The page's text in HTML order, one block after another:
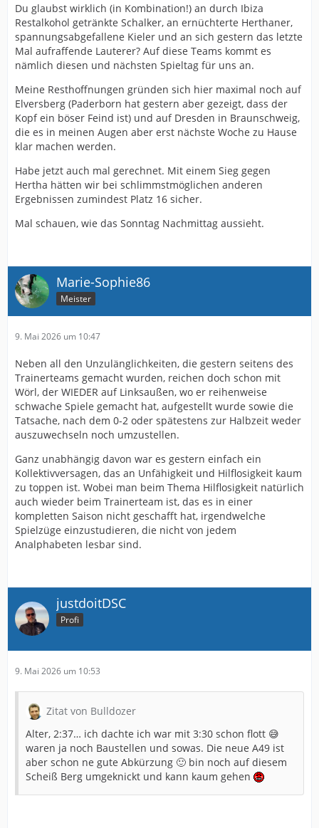
Du glaubst wirklich (in Kombination!) an durch Ibiza
Restalkohol getränkte Schalker, an ernüchterte Herthaner,
spannungsabgefallene Kieler und an sich gestern das letzte
Mal aufraffende Lauterer? Auf diese Teams kommt es
nämlich diesen und nächsten Spieltag für uns an.
Meine Resthoffnungen gründen sich hier maximal noch auf
Elversberg (Paderborn hat gestern aber gezeigt, dass der
Kopf ein böser Feind ist) und auf Dresden in Braunschweig,
die es in meinen Augen aber erst nächste Woche zu Hause
klar machen werden.
Habe jetzt auch mal gerechnet. Mit einem Sieg gegen
Hertha hätten wir bei schlimmstmöglichen anderen
Ergebnissen zumindest Platz 16 sicher.
Mal schauen, wie das Sonntag Nachmittag aussieht.
Marie-Sophie86
Meister
9. Mai 2026 um 10:47
Neben all den Unzulänglichkeiten, die gestern seitens des
Trainerteams gemacht wurden, reichen doch schon mit
Wörl, der WIEDER auf Linksaußen, wo er reihenweise
schwache Spiele gemacht hat, aufgestellt wurde sowie die
Tatsache, nach dem 0-2 oder spätestens zur Halbzeit weder
auszuwechseln noch umzustellen.
Ganz unabhängig davon war es gestern einfach ein
Kollektivversagen, das an Unfähigkeit und Hilflosigkeit kaum
zu toppen ist. Wobei man beim Thema Hilflosigkeit natürlich
auch wieder beim Trainerteam ist, das es in einer
kompletten Saison nicht geschafft hat, irgendwelche
Spielzüge einzustudieren, die nicht von jedem
Analphabeten lesbar sind.
justdoitDSC
Profi
9. Mai 2026 um 10:53
Zitat von Bulldozer
Alter, 2:37… ich dachte ich war mit 3:30 schon flott 😅
waren ja noch Baustellen und sowas. Die neue A49 ist
aber schon ne gute Abkürzung 🙂 bin noch auf diesem
Scheiß Berg umgeknickt und kann kaum gehen